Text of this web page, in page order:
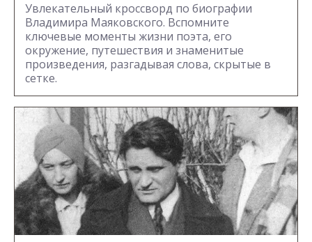
Увлекательный кроссворд по биографии
Владимира Маяковского. Вспомните
ключевые моменты жизни поэта, его
окружение, путешествия и знаменитые
произведения, разгадывая слова, скрытые в
сетке.